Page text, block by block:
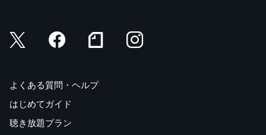
よくある質問・ヘルプ
はじめてガイド
聴き放題プラン